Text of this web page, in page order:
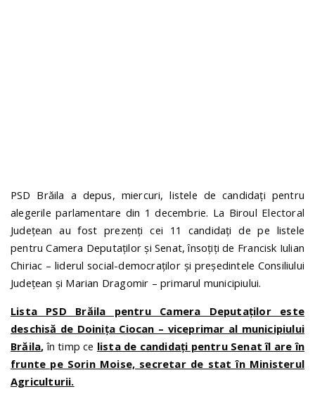
PSD Brăila a depus, miercuri, listele de candidați pentru
alegerile parlamentare din 1 decembrie. La Biroul Electoral
Județean au fost prezenți cei 11 candidați de pe listele
pentru Camera Deputaților și Senat, însoțiți de Francisk Iulian
Chiriac – liderul social-democraților și președintele Consiliului
Județean și Marian Dragomir – primarul municipiului.
Lista PSD Brăila pentru Camera Deputaților este
deschisă de Doinița Ciocan – viceprimar al municipiului
Brăila, în timp ce lista de candidați pentru Senat îl are în
frunte pe Sorin Moise, secretar de stat în Ministerul
Agriculturii.